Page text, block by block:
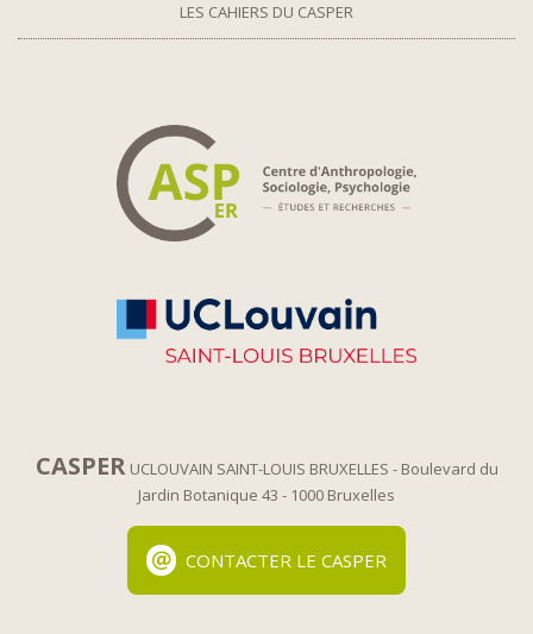
LES CAHIERS DU CASPER
CASPER UCLOUVAIN SAINT-LOUIS BRUXELLES - Boulevard du
Jardin Botanique 43 - 1000 Bruxelles
CONTACTER LE CASPER